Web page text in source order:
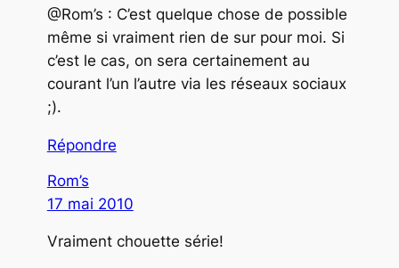
@Rom’s : C’est quelque chose de possible
même si vraiment rien de sur pour moi. Si
c’est le cas, on sera certainement au
courant l’un l’autre via les réseaux sociaux
;).
Répondre
Rom’s
17 mai 2010
Vraiment chouette série!